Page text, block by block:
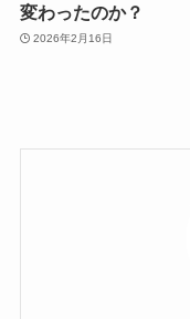
変わったのか？
2026年2月16日